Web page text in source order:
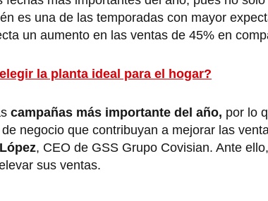
es una de las temporadas con mayor
un aumento en las ventas de 45% en
la planta ideal para el hogar?
campañas más importante del año, por lo
negocio que contribuyan a mejorar las
, CEO de GSS Grupo Covisian. Ante
sus ventas.